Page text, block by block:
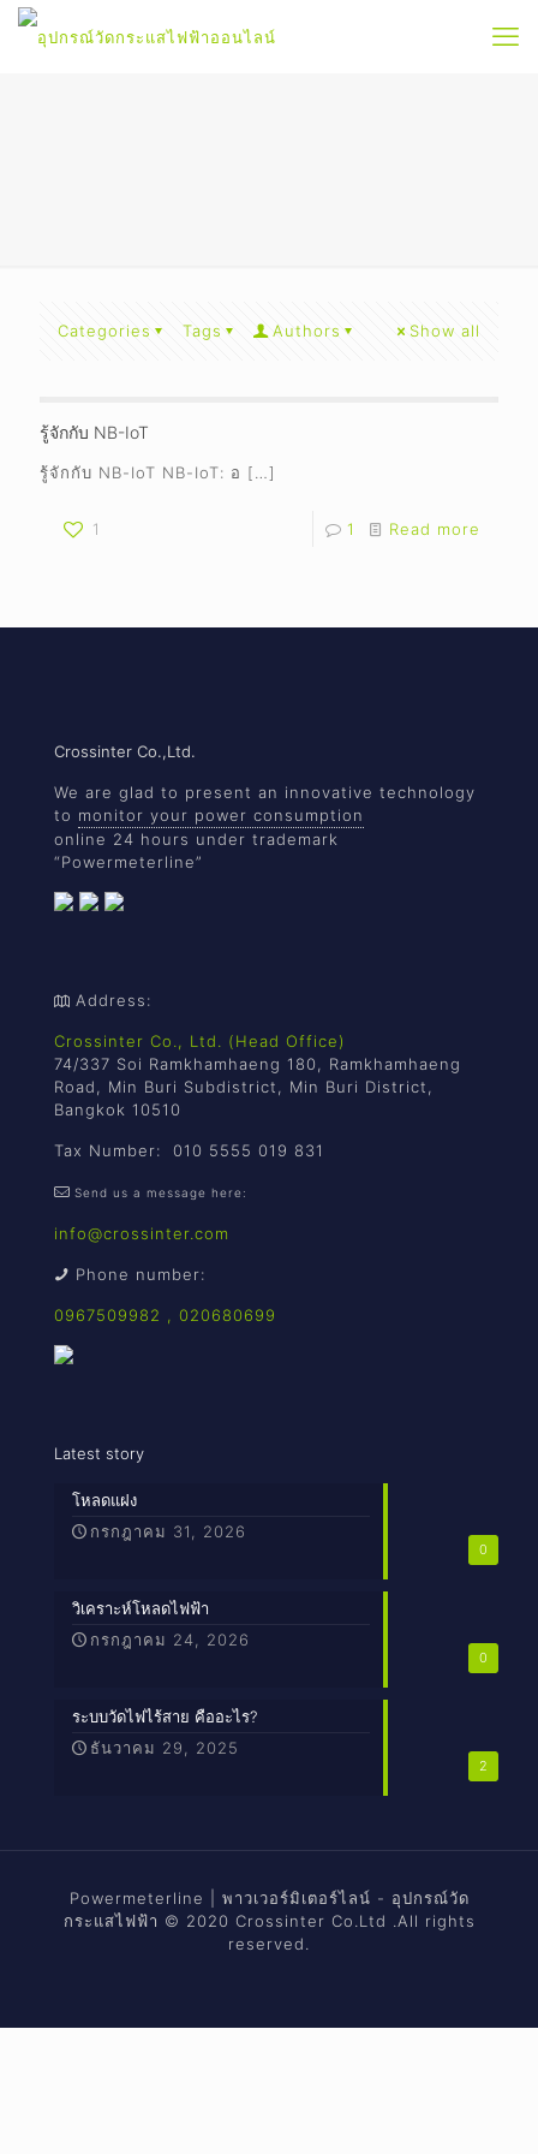
Categories Tags Authors Show all
รู้จักกับ NB-IoT
รู้จักกับ NB-IoT NB-IoT: อ […]
1 1 Read more
Crossinter Co.,Ltd.
We are glad to present an innovative technology
to monitor your power consumption
online 24 hours under trademark
“Powermeterline”
Address:
Crossinter Co., Ltd. (Head Office)
74/337 Soi Ramkhamhaeng 180, Ramkhamhaeng
Road, Min Buri Subdistrict, Min Buri District,
Bangkok 10510
Tax Number: 010 5555 019 831
Send us a message here:
info@crossinter.com
Phone number:
0967509982 020680699
Latest story
0
โหลดแฝง
กรกฎาคม 31, 2026
0
วิเคราะห์โหลดไฟฟ้า
กรกฎาคม 24, 2026
2
ระบบวัดไฟไร้สาย คืออะไร?
ธันวาคม 29, 2025
Powermeterline | พาวเวอร์มิเตอร์ไลน์ - อุปกรณ์วัด
กระแสไฟฟ้า © 2020 Crossinter Co.Ltd .All rights
reserved.